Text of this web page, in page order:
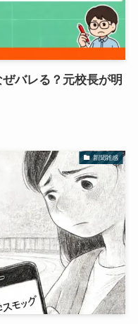
バレる？元校長が明
新聞雑感